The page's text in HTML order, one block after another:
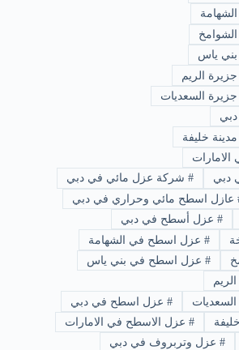
ياس
الريم
السعديات
خليفة
دبي #شركة عزل مائي في دبي
عازل اسطح مائي وحراري في دبي
#عزل أسطح في دبي
#عزل اسطح في الشهامة
#عزل اسطح في بني ياس
#عزل اسطح في دبي
#عزل الاسطح في الامارات
#عزل وتربروف في دبي